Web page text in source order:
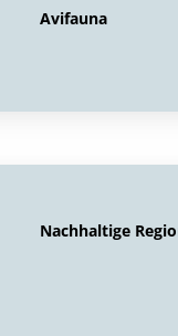
Avifauna
Nachhaltige